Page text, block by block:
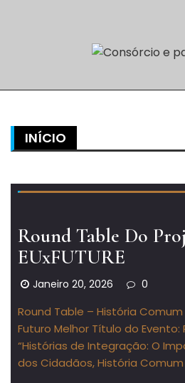
INÍCIO
Round Table Do
EUxFUTURE
Janeiro 20, 2026 0
Round Table – História
Futuro Melhor Título do Evento:
“Histórias de Integração: O
dos Cidadãos, História